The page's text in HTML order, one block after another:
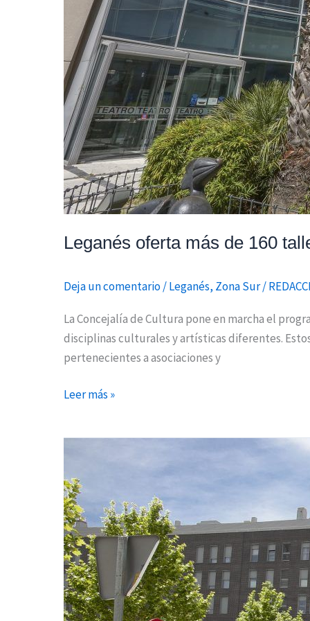
Leganés oferta más de 160
Deja un comentario/Leganés, Zona Sur/
La Concejalía de Cultura pone en marcha el
disciplinas culturales y artísticas diferentes.
pertenecientes a asociaciones y
próximo
curso
Leer más »
como
presuntos
autores
de
robos
en
el